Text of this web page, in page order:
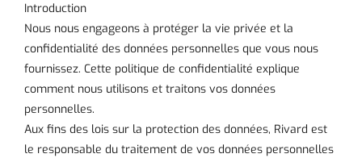
Introduction
Nous nous engageons à protéger la vie privée et la
confidentialité des données personnelles que vous nous
fournissez. Cette politique de confidentialité explique
comment nous utilisons et traitons vos données
personnelles.
Aux fins des lois sur la protection des données, Rivard est
le responsable du traitement de vos données personnelles